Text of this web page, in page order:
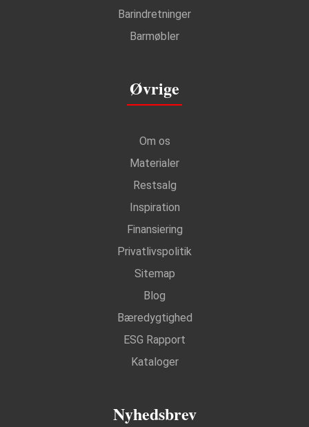
Barindretninger
Barmøbler
Øvrige
Om os
Materialer
Restsalg
Inspiration
Finansiering
Privatlivspolitik
Sitemap
Blog
Bæredygtighed
ESG Rapport
Kataloger
Nyhedsbrev